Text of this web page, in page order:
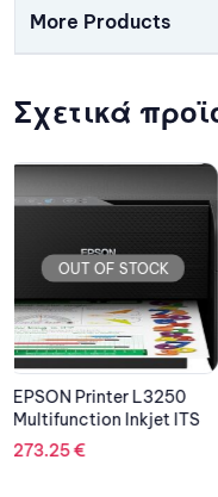
More Products
Σχετικά
OUT OF STOCK
EPSON Printer L6290
Multifunction Inkjet ITS
524.60